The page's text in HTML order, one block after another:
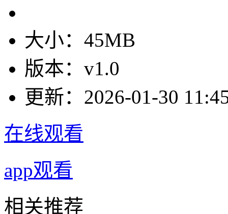
大小：45MB
版本：v1.0
更新：2026-01-30
在线观看
app观看
相关推荐